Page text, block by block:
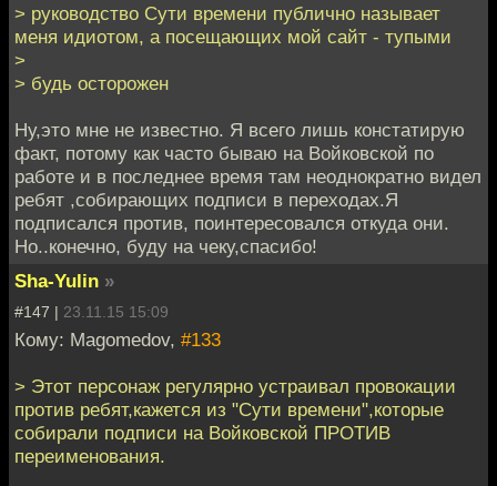
> руководство Сути времени публично называет
меня идиотом, а посещающих мой сайт - тупыми
>
> будь осторожен
Ну,это мне не известно. Я всего лишь констатирую
факт, потому как часто бываю на Войковской по
работе и в последнее время там неоднократно видел
ребят ,собирающих подписи в переходах.Я
подписался против, поинтересовался откуда они.
Но..конечно, буду на чеку,спасибо!
Sha-Yulin »
#147 | 23.11.15 15:09
Кому: Magomedov, #133
> Этот персонаж регулярно устраивал провокации
против ребят,кажется из "Сути времени",которые
собирали подписи на Войковской ПРОТИВ
переименования.